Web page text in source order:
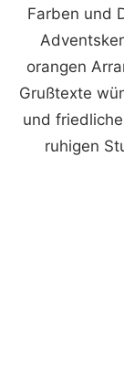
Farben und
orangen
Grußtexte
und
ruhigen